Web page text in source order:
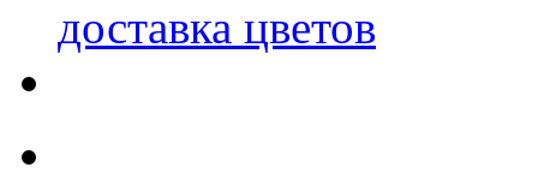
доставка цветов